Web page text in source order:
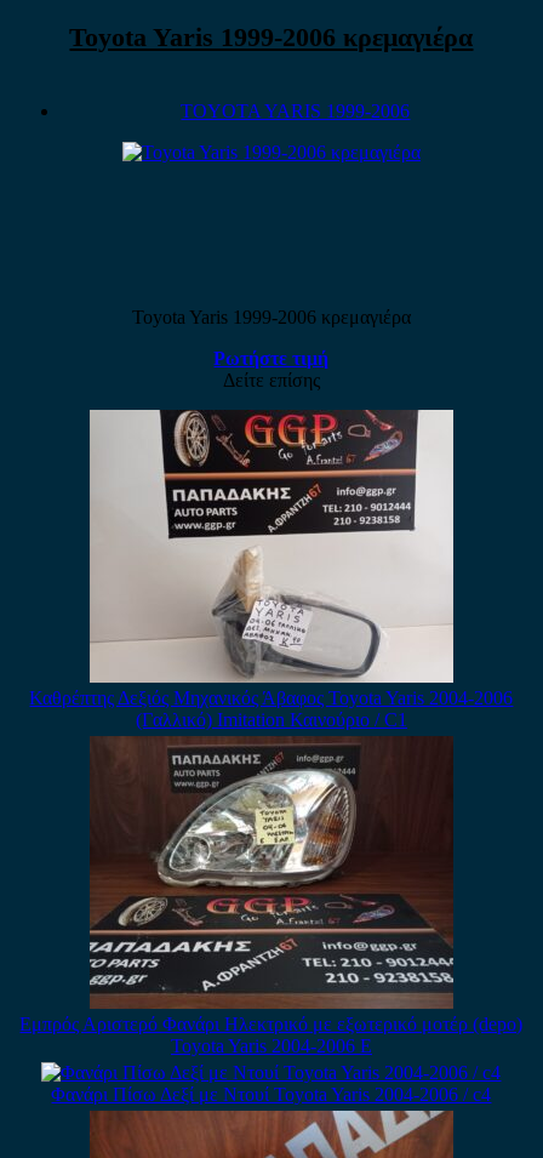
Toyota Yaris 1999-2006 κρεμαγιέρα
TOYOTA YARIS 1999-2006
Toyota Yaris 1999-2006 κρεμαγιέρα
Ρωτήστε τιμή
Δείτε επίσης
Καθρέπτης Δεξιός Μηχανικός Άβαφος Toyota Yaris 2004-2006
(Γαλλικό) Imitation Καινούριο / C1
Εμπρός Αριστερό Φανάρι Ηλεκτρικό με εξωτερικό μοτέρ (depo)
Toyota Yaris 2004-2006 E
Φανάρι Πίσω Δεξί με Ντουί Toyota Yaris 2004-2006 / c4